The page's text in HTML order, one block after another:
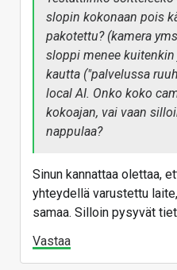
slopin kokonaan pois
pakotettu? (kamera
sloppi menee
kautta ("palvelussa
local AI. Onko koko
kokoajan, vai vaan
nappulaa?
Sinun kannattaa olettaa,
yhteydellä varustettu
samaa. Silloin pysyvät
Vastaa